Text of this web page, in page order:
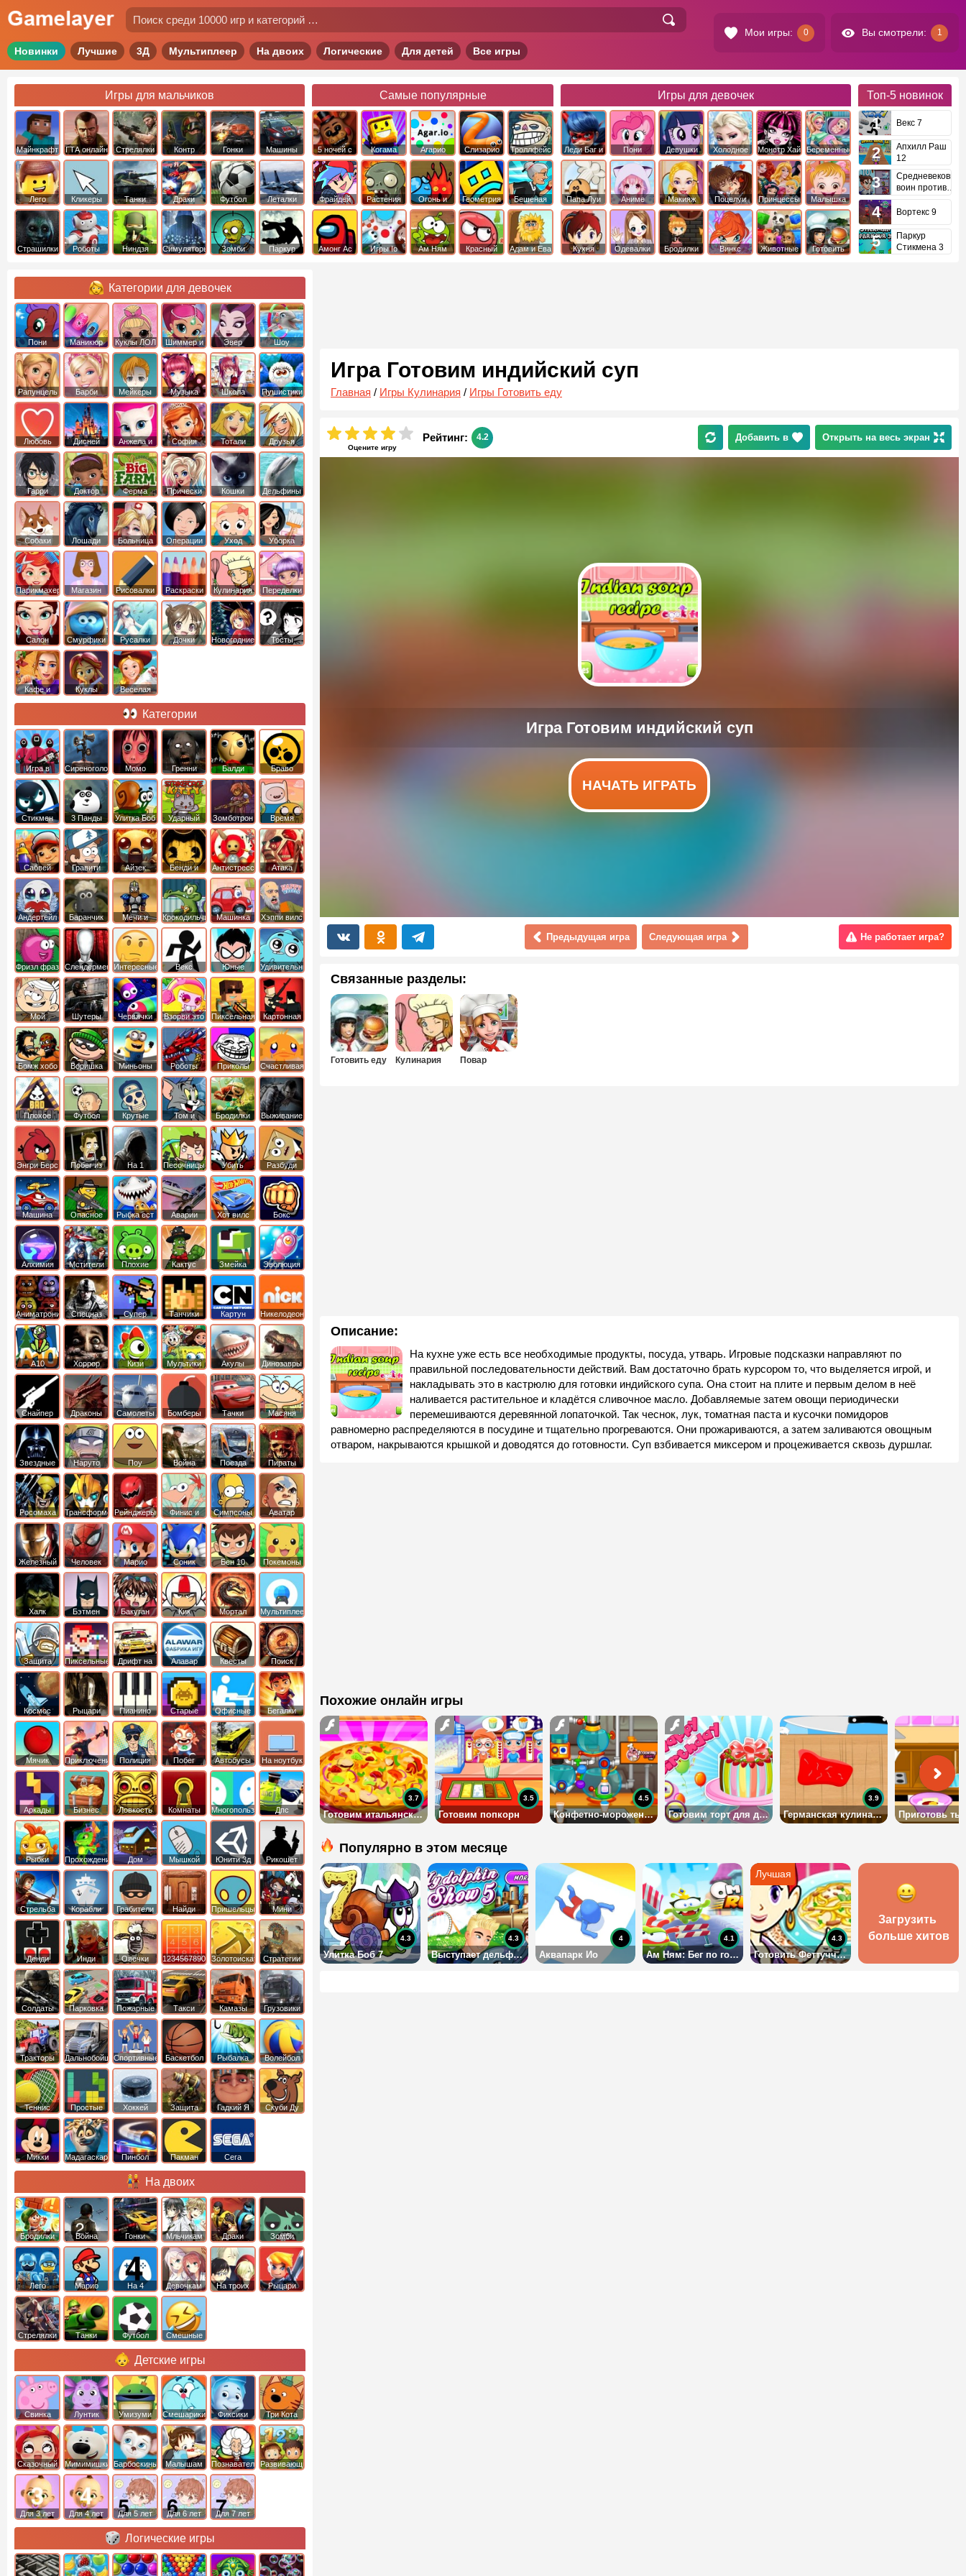
Мои игры: 0 Вы смотрели: 1
Новинки Лучшие 3Д Мультиплеер На двоих Логические Для детей Все игры
Игры для мальчиков
Майнкрафт ГТА онлайн Стрелялки
Контр
Страйк
Гонки Машины
Лего Кликеры Танки Драки Футбол Леталки
Страшилки Роботы Ниндзя Симуляторы Зомби Паркур
Самые популярные
5 ночей с
фредди
Когама Агарио Слизарио
Троллфейс
квест
Фрайдей
Найт
Фанкин
Растения
против
Зомби
Огонь и
Вода
Геометрия
Даш
Бешеная
бабка
сбежала из
психушки
Амонг Ас Игры Io Ам Ням
Красный
Адам и Ева
Игры для девочек
Леди Баг и
Супер Кот
Пони
Дружба это
Девушки
Эквестрии
Холодное
Сердце
Монстр Хай Беременные
Папа Луи Аниме Макияж Поцелуи
Принцессы
Диснея
Малышка
Хейзел
Кухня
Одевалки Бродилки Винкс Животные
Готовить
Топ-5 новинок
Векс 7
Апхилл Раш
12
Средневековый
воин против
Вортекс 9
Паркур
Стикмена 3
Игра Готовим индийский суп
Главная / Игры Кулинария / Игры Готовить еду
Оцените игру
Рейтинг: 4.2 Добавить в Открыть на весь экран
НАЧАТЬ ИГРАТЬ
Предыдущая игра Следующая игра Не работает игра?
Связанные разделы:
Готовить еду Кулинария Повар
Описание:
На кухне уже есть все необходимые продукты, посуда, утварь. Игровые подсказки направляют по
правильной последовательности действий. Вам достаточно брать курсором то, что выделяется игрой, и
накладывать это в кастрюлю для готовки индийского супа. Она стоит на плите и первым делом в неё
наливается растительное и кладётся сливочное масло. Добавляемые затем овощи периодически
перемешиваются деревянной лопаточкой. Так чеснок, лук, томатная паста и кусочки помидоров
равномерно распределяются в посудине и тщательно прогреваются. Они прожариваются, а затем заливаются овощным
отваром, накрываются крышкой и доводятся до готовности. Суп взбивается миксером и процеживается сквозь дуршлаг.
Похожие онлайн игры
Готовим итальянскую еду
3.7
Готовим попкорн
3.5
Конфетно-мороженая фабрика
4.5
Готовим торт для дня рождения Германская кулинария
3.9
Популярно в этом месяце
Улитка Боб 7
4.3
Выступает дельфин 5
4.3
Аквапарк Ио
4
Ам Ням: Бег по городу
4.1
Готовить Феттуччини с курицей: Кухня Сары
4.3
Загрузить
больше хитов
Категории для девочек
Пони
креатор
Маникюр Куклы ЛОЛ
Шиммер и
Шайн
Эвер
Афтер Хай
Шоу
дельфинов
Рапунцель Барби Мейкеры Музыка Школа Пушистики
Любовь Дисней
Анжела и
том
София
Прекрасная
Тотали
Спайс
Друзья
ангелов
Гарри
Поттер
Доктор
Плюшева
Ферма Прически Кошки Дельфины
Собаки Лошади Больница Операции Уход Уборка
Парикмахер Магазин Рисовалки Раскраски Кулинария Переделки
Салон Смурфики Русалки Дочки Новогодние Тесты
Кафе и
Куклы
Веселая
Категории
Игра в
Кальмара
Сиреноголовый Момо Гренни Балди
Браво
Старс
Стикмен 3 Панды Улитка Боб
Ударный
отряд котят
Зомботрон
Время
Приключений
Сабвей
Серф
Гравити
Фолз
Айзек
Бенди и
Чернильная
машина
Антистресс
Атака
Титанов
Андертейл
Баранчик
Шон
Мечи и
Сандали
Крокодильчик
Свомпи
Машинка
Вилли
Хэппи вилс
Фризл фраз Слендермен Интересные Векс
Юные
титаны
вперед
Удивительный
мир
Гамбола
Мой
шумный
дом
Шутеры Червячки Взорви это
Пиксельная
война
Картонная
башка
Бомж хобо
Воришка
боб
Миньоны
Роботы
динозавры
Приколы
Счастливая
обезьянка
Плохое
мороженое
Футбол
головами
Крутые
Том и
джерри
Бродилки
Приключения
Выживание
Энгри Берс
Побег из
тюрьмы
На 1 Песочницы
Убить
короля
Разбуди
коробку
Машина
ест
машину
Опасное
оружие
Рыбка ест
рыбку
Аварии
машин
Хот вилс Бокс
Алхимия Мстители
Плохие
свинки
Кактус
маккой
Змейка Эволюция
Аниматроники Спецназ
Супер
бойцы
Танчики
Картун
нетворк
Никелодеон
А10 Хоррор Кизи Мультики Акулы Динозавры
Снайпер Драконы Самолеты Бомберы Тачки Масяня
Звездные
войны
Наруто Поу Война Поезда
Пираты
Карибского
Моря
Росомаха ТрансформерыРейнджеры
Самураи
Финис и
Ферб
Симпсоны
Аватар
легенда об
Аанге
Железный
человек
Человек
Паук
Марио Соник Бен 10 Покемоны
Халк Бэтмен Бакуган
Кик
Бутовский
Мортал
комбат
Мультиплеер
Защита
королевства
Пиксельные
Дрифт на
машинах
Алавар Квесты
Поиск
предметов
Космос Рыцари Пианино Старые Офисные Бегалки
Мячик Приключения Полиция Побег Автобусы На ноутбук
Аркады
Бизнес
симуляторы
Ловкость Комнаты Многопользовательские
Дпс
Рыбки Прохождение Дом Мышкой Юнити 3д Рикошет
Cтрельба
из лука
Корабли Грабители
Найди
выход
Пришельцы Мини
Денди Инди
Овечки
идут домой
1234567890 ЗолотоискательСтратегии
Солдаты
Парковка
машин
Пожарные
машины
Такси Камазы Грузовики
Тракторы ДальнобойщикиСпортивные Баскетбол Рыбалка Волейбол
Теннис Простые Хоккей
Защита
башни
Гадкий Я Скуби Ду
Микки
Мадагаскар Пинбол Пакман Сега
На двоих
Бродилки Война Гонки Мльчикам Драки Зомби
Лего Марио На 4 Девочкам На троих Рыцари
Стрелялки Танки Футбол Смешные
Детские игры
Свинка
Пеппа
Лунтик Умизуми Смешарики Фиксики Три Кота
Сказочный
патруль
Мимимишки Барбоскины Малышам ПознавательныеРазвивающие
Для 3 лет Для 4 лет Для 5 лет Для 6 лет Для 7 лет
Логические игры